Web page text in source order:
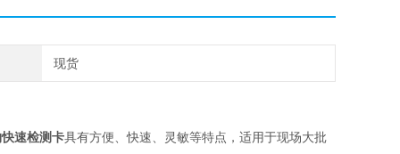
现货
速检测卡具有方便、快速、灵敏等特点，适用于现场大批